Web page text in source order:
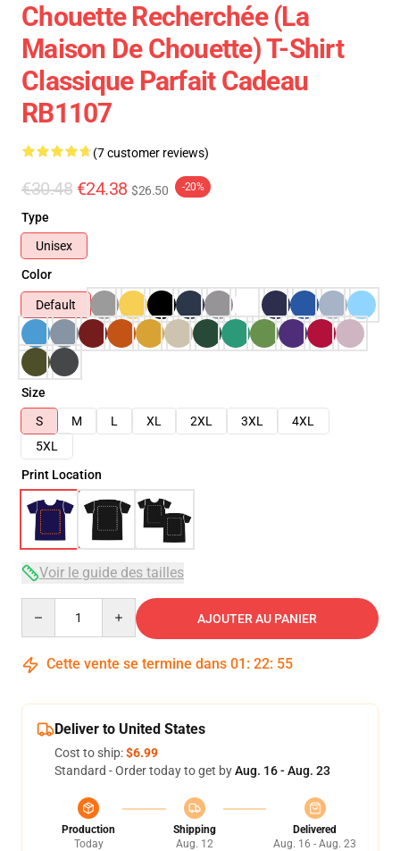
Chouette Recherchée (La
Maison De Chouette) T-Shirt
Classique Parfait Cadeau
RB1107
(7 customer reviews)
€30.48 €24.38 $26.50 -20%
Type
Unisex
Color
Default
Size
S
M L XL 2XL 3XL
4XL
5XL
Print Location
Voir le guide des tailles
AJOUTER AU PANIER
Cette vente se termine dans 01 : 22: 54
Deliver to United States
Cost to ship:$6.99
Standard - Order today to get byAug. 16 - Aug. 23
Production
Today
Shipping
Aug. 12
Delivered
Aug. 16 - Aug. 23